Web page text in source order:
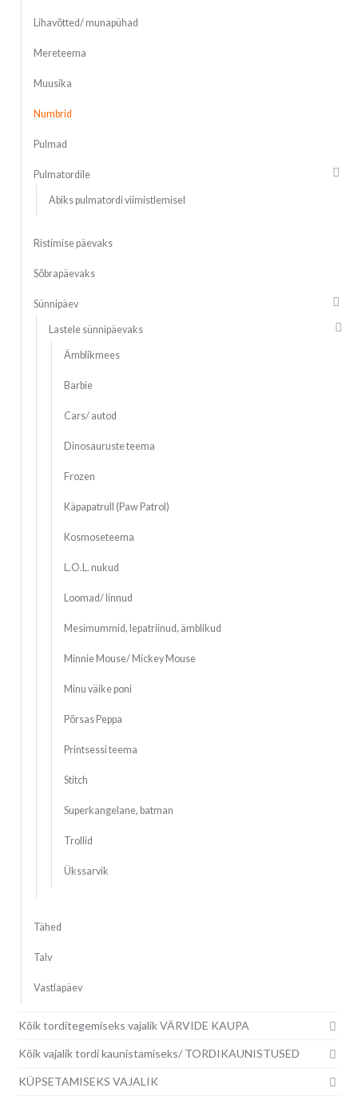
Lihavõtted/ munapühad
Mereteema
Muusika
Numbrid
Pulmad
Pulmatordile
Abiks pulmatordi viimistlemisel
Ristimise päevaks
Sõbrapäevaks
Sünnipäev
Lastele sünnipäevaks
Ämblikmees
Barbie
Cars/ autod
Dinosauruste teema
Frozen
Käpapatrull (Paw Patrol)
Kosmoseteema
L.O.L. nukud
Loomad/ linnud
Mesimummid, lepatriinud, ämblikud
Minnie Mouse/ Mickey Mouse
Minu väike poni
Põrsas Peppa
Printsessi teema
Stitch
Superkangelane, batman
Trollid
Ükssarvik
Tähed
Talv
Vastlapäev
Kõik torditegemiseks vajalik VÄRVIDE KAUPA
Kõik vajalik tordi kaunistamiseks/ TORDIKAUNISTUSED
KÜPSETAMISEKS VAJALIK